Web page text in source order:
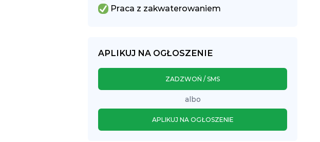
Praca z zakwaterowaniem
APLIKUJ NA OGŁOSZENIE
ZADZWOŃ / SMS
albo
APLIKUJ NA OGŁOSZENIE